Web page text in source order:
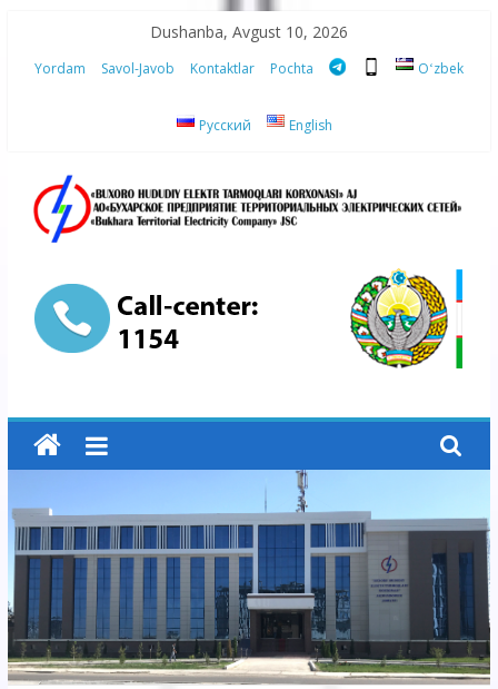
content
Dushanba, Avgust 10, 2026
Yordam Savol-Javob Kontaktlar Pochta Oʻzbek
Русский English
“Buxoro
hududiy
elektr
tarmoqlari
korxonasi”
AJ
“Buxoro
hududiy